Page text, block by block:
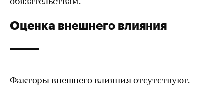
обязательствам.
Оценка внешнего влияния
Факторы внешнего влияния отсутствуют.